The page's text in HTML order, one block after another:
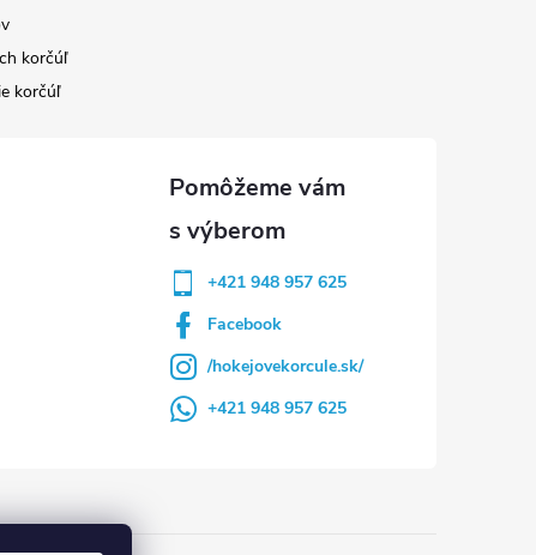
korčúľ
korčúľ
+421 948 957 625
Facebook
/hokejovekorcule.sk/
+421 948 957 625